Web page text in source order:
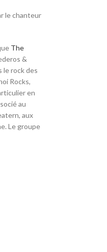
le chanteur
The
&
le rock des
Rocks,
en
au
aux
Le groupe